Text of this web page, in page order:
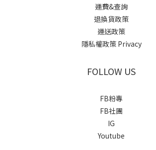
運費&查詢
退換貨政策
運送政策
隱私權政策 Privacy
FOLLOW US
FB粉專
FB社團
IG
Youtube